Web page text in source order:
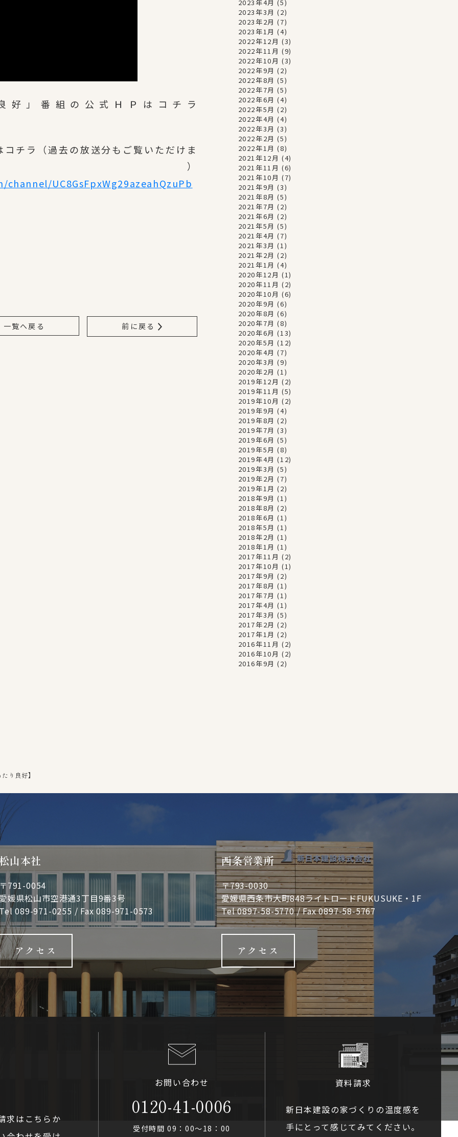
好」番組の公式ＨＰはコチラ
チラ（過去の放送分もご覧いただけま
）
UC8GsFpxWg29azeahQzuPb
一覧へ戻る 前に戻る
2023年4月 (5)
2023年3月 (2)
2023年2月 (7)
2023年1月 (4)
2022年12月 (3)
2022年11月 (9)
2022年10月 (3)
2022年9月 (2)
2022年8月 (5)
2022年7月 (5)
2022年6月 (4)
2022年5月 (2)
2022年4月 (4)
2022年3月 (3)
2022年2月 (5)
2022年1月 (8)
2021年12月 (4)
2021年11月 (6)
2021年10月 (7)
2021年9月 (3)
2021年8月 (5)
2021年7月 (2)
2021年6月 (2)
2021年5月 (5)
2021年4月 (7)
2021年3月 (1)
2021年2月 (2)
2021年1月 (4)
2020年12月 (1)
2020年11月 (2)
2020年10月 (6)
2020年9月 (6)
2020年8月 (6)
2020年7月 (8)
2020年6月 (13)
2020年5月 (12)
2020年4月 (7)
2020年3月 (9)
2020年2月 (1)
2019年12月 (2)
2019年11月 (5)
2019年10月 (2)
2019年9月 (4)
2019年8月 (2)
2019年7月 (3)
2019年6月 (5)
2019年5月 (8)
2019年4月 (12)
2019年3月 (5)
2019年2月 (7)
2019年1月 (2)
2018年9月 (1)
2018年8月 (2)
2018年6月 (1)
2018年5月 (1)
2018年2月 (1)
2018年1月 (1)
2017年11月 (2)
2017年10月 (1)
2017年9月 (2)
2017年8月 (1)
2017年7月 (1)
2017年4月 (1)
2017年3月 (5)
2017年2月 (2)
2017年1月 (2)
2016年11月 (2)
2016年10月 (2)
2016年9月 (2)
り良好】
松山本社
〒791-0054
愛媛県松山市空港通3丁目9番3号
Tel089-971-0255 / Fax 089-971-0573
アクセス
西条営業所
〒793-0030
愛媛県西条市大町848ライトロードFUKUSUKE・1F
Tel0897-58-5770/ Fax 0897-58-5767
アクセス
求はこちらか
お問い合わせ
0120-41-0006
受付時間 09：00〜18：00
資料請求
新日本建設の家づくりの温度感を
手にとって感じてみてください。